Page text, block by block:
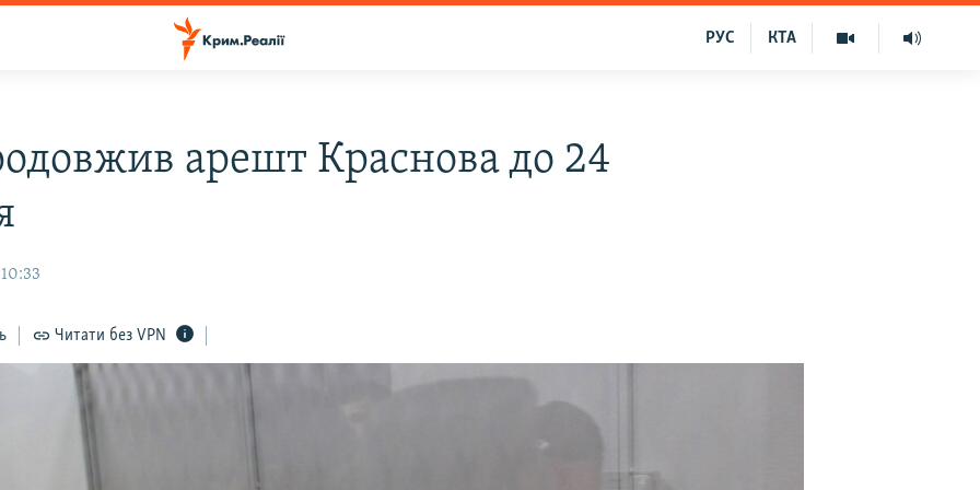
КТА
РУС
арешт Краснова до 24
Читати без VPN